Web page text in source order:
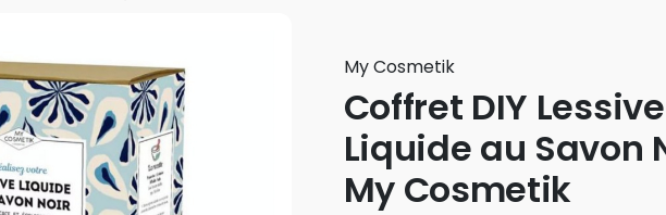
My Cosmetik
Coffret DIY Lessive
Liquide au Savon
My Cosmetik